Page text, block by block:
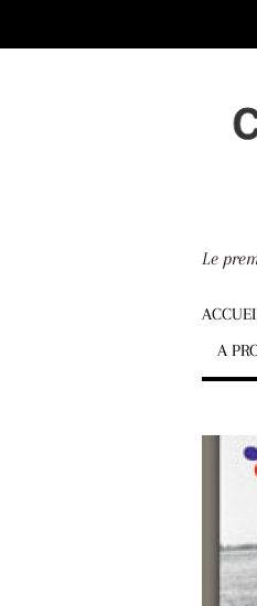
down
Le
Menu
A
Scroll
to
content